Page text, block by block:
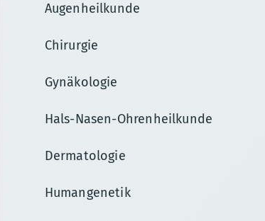
Augenheilkunde
Chirurgie
Gynäkologie
Hals-Nasen-Ohrenheilkunde
Dermatologie
Humangenetik